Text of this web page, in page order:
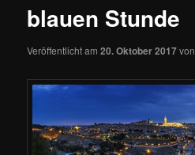
blauen Stunde
Veröffentlicht am20. Oktober 2017von